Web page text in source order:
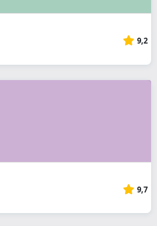
9,2
9,7